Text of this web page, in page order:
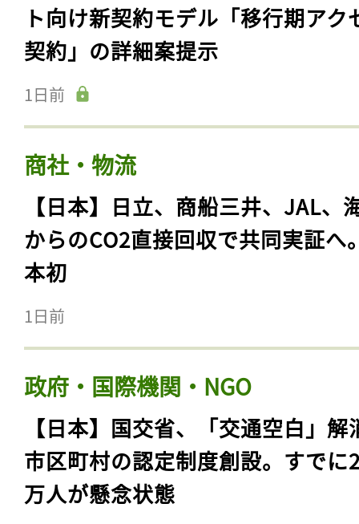
ト向け新契約モデル「移行期アク
契約」の詳細案提示
1日前
商社・物流
【日本】日立、商船三井、JAL、
からのCO2直接回収で共同実証へ
本初
1日前
政府・国際機関・NGO
【日本】国交省、「交通空白」解
市区町村の認定制度創設。すでに
万人が懸念状態